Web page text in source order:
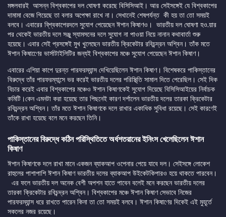
মঙ্গলবারই আসন্ন বিশ্বকাপের দল ঘোষণা করেছে বিসিসিআই। আর সেইসঙ্গেই যে বিশ্বকাপের
দামামা বেজে গিয়েছে তা বলার অপেক্ষা রাখে না। সেখানেই শেষপর্যন্ত কী হয় তা তো সময়ই
বলবে। এবারের বি্শ্বকাপেরদলে সুযোগ পেয়েছেন ঈশান কিষাণও। ভারতীয় দল ঘোষণা হও.য়ার
পর থেকেই ভারতীয় দলে সঞ্জু স্যামসনের দলে সুযোগ না পাওয়া নিয়ে নানান কথাবার্তা শুরু
হয়েছে। এবার সেই প্রসঙ্গেই মুখ খুলেছেন ভারতীয় ক্রিকেটার রবিচন্দ্রন অশ্বিন। তাঁক মতে
ঈশান কিষাণেের ভার্সাটাইলিটির জন্যই বিশ্বকাপের মঞ্চে সুযোগ পেয়েছেন ঈশান কিষাণ।
এবারের এশিয়া কাপে দুরন্ত পারফরম্যান্স দেখিয়েছিলেন ঈশান কিষাণ। বিশেষকরে পাকিস্তানের
বিরুদ্ধে তাঁর পারফরম্যান্সে ভর করেই ভারতীয় দলের পরিস্থি্তি সামাল দিতে পেরেছিল। সেই দিক
বিচার করেই এবার বিশ্বকাপের মঞ্চেও ঈশান কিষাণকেই সুযোগ দিয়েছে বিসিসিআইয়ের নির্বাচক
কমিটি।কেন এমনটা করা হয়েছে তার পিছনেই কারণ দর্শালেন ভারতীয় দলের তারকা ক্রিকেটার
রবিচন্দ্রন অশ্বিন। তাঁর মতে ঈশান কিষাণকে দলে রাখার একাধিক সুবিধা রয়েছে। সেই কারণেই
তাঁকে রাখা হয়েছে বলে মনে করছেন তিনি।
পাকিস্তানের বিরুদ্ধে কঠিন পরিস্থিতিতে অর্ধশতরানের ইনিংস খেলেছিলেন ঈশান
কিষাণ
ঈশান কিষাণকে দলে রাখা মানে একজন ব্যাকআপ ওপেনার পেয়ে যাবে দল। সেইসঙ্গে লোকেশ
রাহুলের পাশাপাশি ঈশান কিষাণ ভারতীয় দলের ব্যাকআপ উইকেটকিপারও হয়ে থাকতে পারবেন।
এর ফলে ভারতীয় দল অনেক বেশী অপশন হাতে পাবেন বলেই মনে করছেন ভারতীয় দলের
তারকা ক্রিকেটার রবিচন্দ্রন অশ্বিন। বিশ্বকাপের মঞ্চে ঈশান কিষাণ সেভাবে নিজের
পারফরম্যান্স ধরে রাখতে পারেন কিনা তা তো সময়ই বলবে। ঈশান কিষাণের দিকেই এই মুহূর্তে
সকলের নজর রয়েছে।